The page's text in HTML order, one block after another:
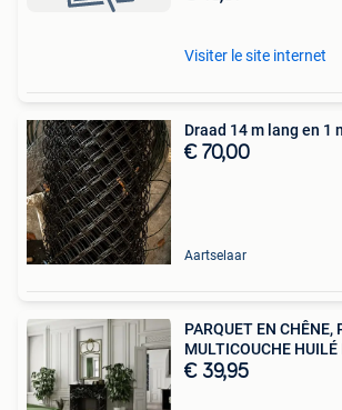
Visiter le site internet
Draad 14 m lang en 1
€ 70,00
Aartselaar
PARQUET EN CHÊNE,
MULTICOUCHE
€ 39,95